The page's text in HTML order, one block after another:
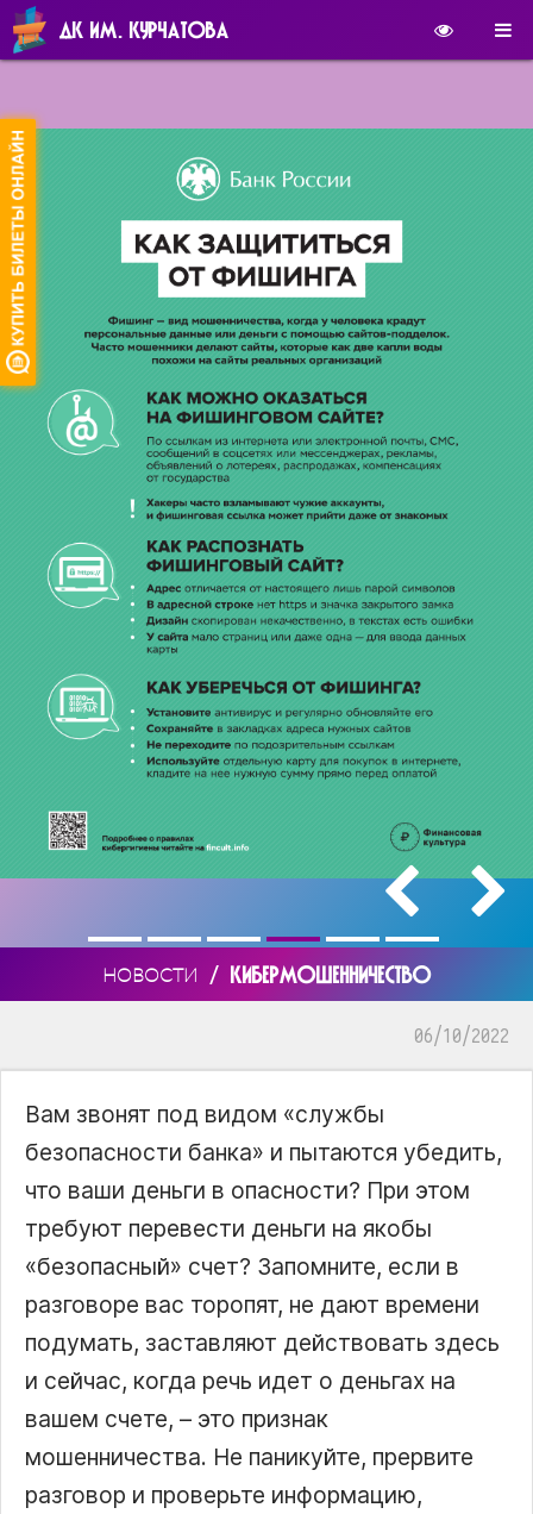
ДК ИМ. КУРЧАТОВА
НОВОСТИ / КИБЕРМОШЕННИЧЕСТВО
06/10/2022
Вам звонят под видом «службы
безопасности банка» и пытаются убедить,
что ваши деньги в опасности? При этом
требуют перевести деньги на якобы
«безопасный» счет? Запомните, если в
разговоре вас торопят, не дают времени
подумать, заставляют действовать здесь
и сейчас, когда речь идет о деньгах на
вашем счете, – это признак
мошенничества. Не паникуйте, прервите
разговор и проверьте информацию,